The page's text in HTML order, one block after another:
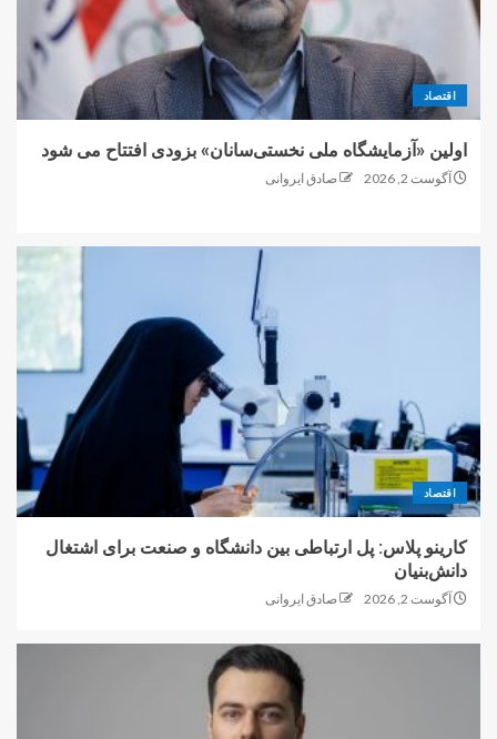
اقتصاد
اولین «آزمایشگاه ملی نخستی‌سانان» بزودی افتتاح می شود
آگوست 2, 2026 صادق ایروانی
اقتصاد
کارینو پلاس: پل ارتباطی بین دانشگاه و صنعت برای اشتغال
دانش‌بنیان
آگوست 2, 2026 صادق ایروانی